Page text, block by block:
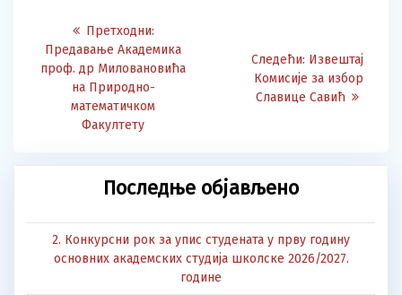
Post
navigation
Претходни:Претходна
објава:
Предавање Академика
проф. др Миловановића
на Природно-
математичком
Факултету
Следећи: Следећа
објава:
Извештај
Комисије за избор
Славице Савић
Последње објављено
2. Конкурсни рок за упис студената у прву годину
основних академских студија школске 2026/2027.
године